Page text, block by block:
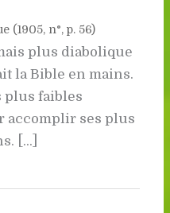
(1905, n°, p. 56)
plus diabolique
la Bible en mains.
plus faibles
accomplir ses plus
[...]